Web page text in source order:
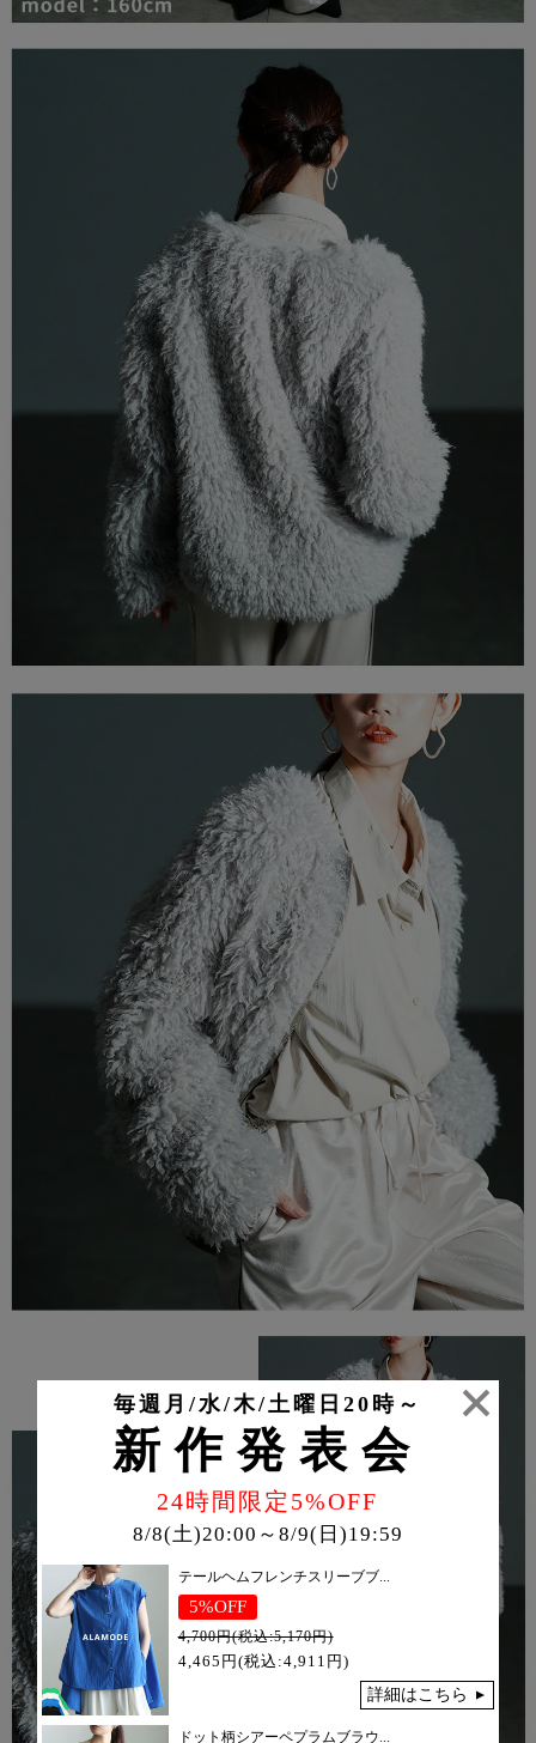
毎週月/水/木/土曜日20時～
新作発表会
24時間限定5%OFF
8/8(土)20:00～8/9(日)19:59
テールヘムフレンチスリーブブ...
5%OFF
4,700円(税込:5,170円)
4,465円(税込:4,911円)
詳細はこちら
ドット柄シアーペプラムブラウ...